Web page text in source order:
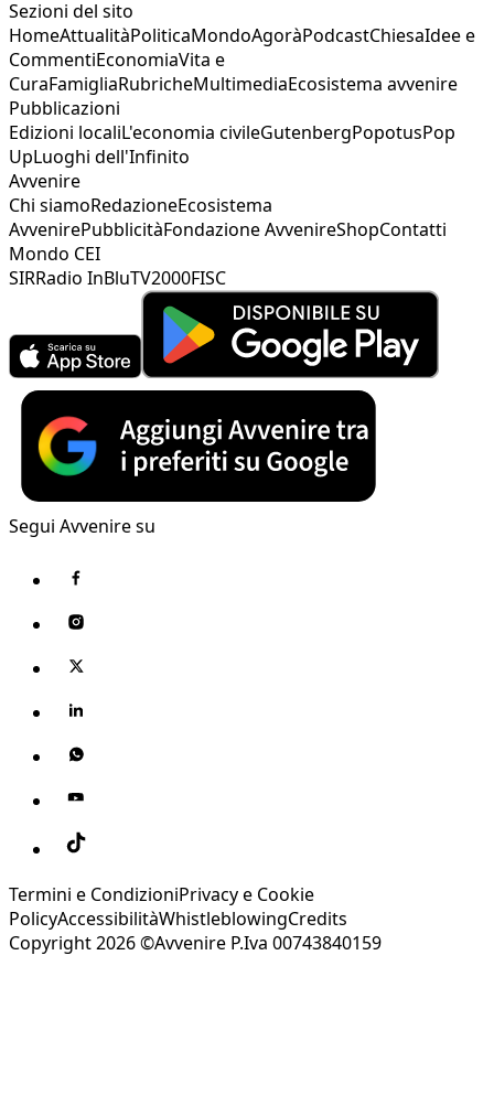
Sezioni del sito
HomeAttualitàPoliticaMondoAgoràPodcastChiesaIdee e
CommentiEconomiaVita e
CuraFamigliaRubricheMultimediaEcosistema avvenire
Pubblicazioni
Edizioni localiL'economia civileGutenbergPopotusPop
UpLuoghi dell'Infinito
Avvenire
Chi siamoRedazioneEcosistema
AvvenirePubblicitàFondazione AvvenireShopContatti
Mondo CEI
SIRRadio InBluTV2000FISC
Segui Avvenire su
Termini e CondizioniPrivacy e Cookie
PolicyAccessibilitàWhistleblowingCredits
Copyright 2026 ©Avvenire P.Iva 00743840159